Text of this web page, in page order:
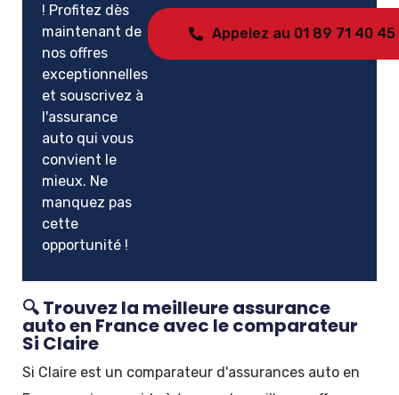
! Profitez dès
maintenant de
nos offres
exceptionnelles
et souscrivez à
l'assurance
auto qui vous
convient le
mieux. Ne
manquez pas
cette
opportunité !
Appelez au 01 89 71 40 45
🔍 Trouvez la meilleure assurance
auto en France avec le comparateur
Si Claire
Si Claire est un comparateur d'assurances auto en